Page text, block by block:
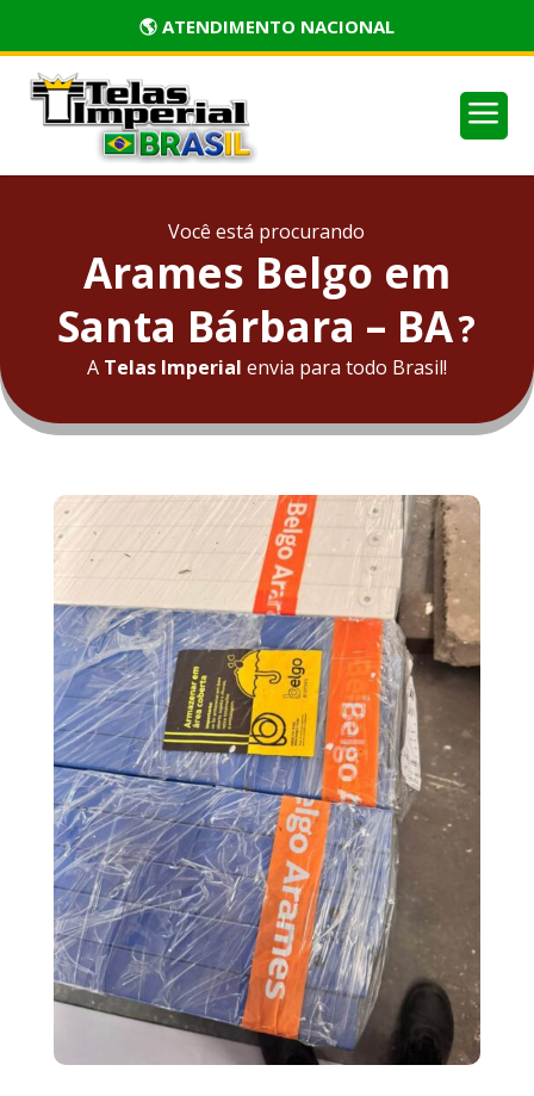
🌎 ATENDIMENTO NACIONAL
a
Você está procurando
Arames Belgo em
Santa Bárbara – BA?
A Telas Imperial envia para todo Brasil!